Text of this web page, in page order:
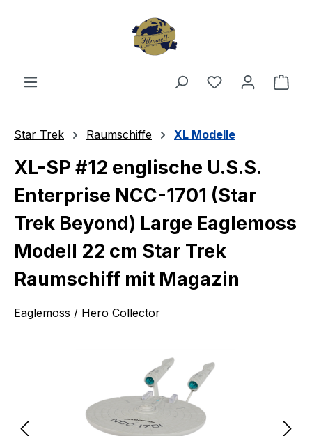
Du hast 0
Star Trek Raumschiffe XL Modelle
XL-SP #12 englische U.S.S.
Enterprise NCC-1701 (Star
Trek Beyond) Large Eaglemoss
Modell 22 cm Star Trek
Raumschiff mit Magazin
Eaglemoss / Hero Collector